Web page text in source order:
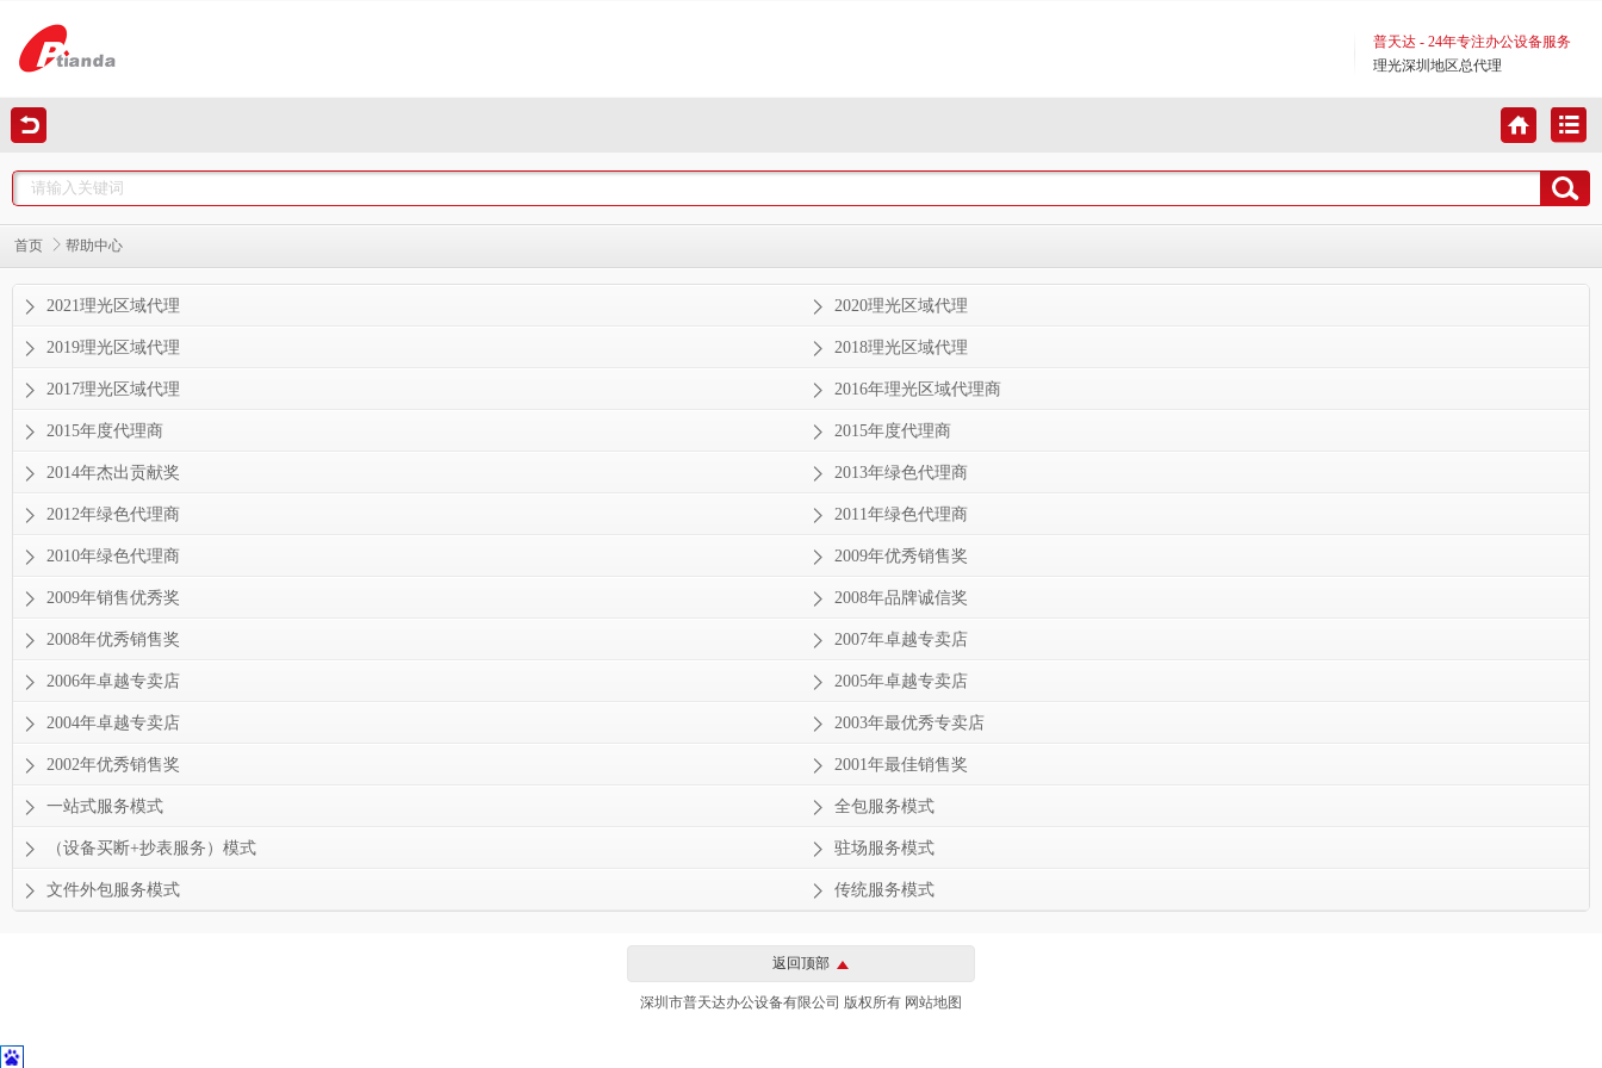
普天达 - 24年专注办公设备服务
理光深圳地区总代理
首页 帮助中心
2021理光区域代理 2020理光区域代理
2019理光区域代理 2018理光区域代理
2017理光区域代理 2016年理光区域代理商
2015年度代理商 2015年度代理商
2014年杰出贡献奖 2013年绿色代理商
2012年绿色代理商 2011年绿色代理商
2010年绿色代理商 2009年优秀销售奖
2009年销售优秀奖 2008年品牌诚信奖
2008年优秀销售奖 2007年卓越专卖店
2006年卓越专卖店 2005年卓越专卖店
2004年卓越专卖店 2003年最优秀专卖店
2002年优秀销售奖 2001年最佳销售奖
一站式服务模式 全包服务模式
（设备买断+抄表服务）模式 驻场服务模式
文件外包服务模式 传统服务模式
返回顶部
深圳市普天达办公设备有限公司 版权所有 网站地图